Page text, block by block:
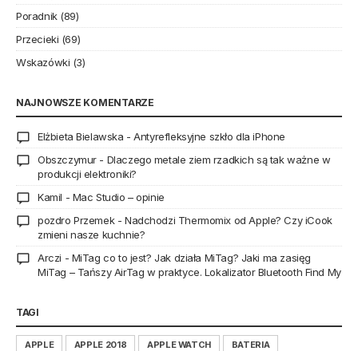
Poradnik(89)
Przecieki (69)
Wskazówki (3)
NAJNOWSZE KOMENTARZE
Elżbieta Bielawska -Antyrefleksyjne szkło dla iPhone
Obszczymur- Dlaczego metale ziem rzadkich są tak ważne w
produkcji elektroniki?
Kamil - Mac Studio – opinie
pozdro Przemek- Nadchodzi Thermomix od Apple? Czy iCook
zmieni nasze kuchnie?
Arczi - MiTag co to jest? Jak działa MiTag? Jaki ma zasięg
MiTag – Tańszy AirTag w praktyce. Lokalizator Bluetooth Find My
TAGI
APPLE APPLE 2018 APPLE WATCH
BATERIA